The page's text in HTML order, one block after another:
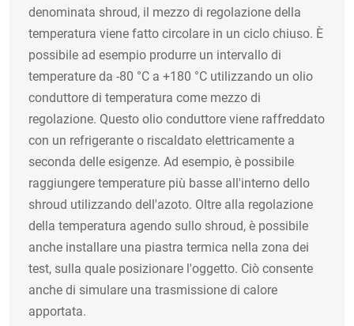
denominata shroud, il mezzo di regolazione della
temperatura viene fatto circolare in un ciclo chiuso. È
possibile ad esempio produrre un intervallo di
temperature da -80 °C a +180 °C utilizzando un olio
conduttore di temperatura come mezzo di
regolazione. Questo olio conduttore viene raffreddato
con un refrigerante o riscaldato elettricamente a
seconda delle esigenze. Ad esempio, è possibile
raggiungere temperature più basse all'interno dello
shroud utilizzando dell'azoto. Oltre alla regolazione
della temperatura agendo sullo shroud, è possibile
anche installare una piastra termica nella zona dei
test, sulla quale posizionare l'oggetto. Ciò consente
anche di simulare una trasmissione di calore
apportata.